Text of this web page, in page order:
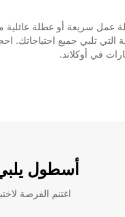
التي تلبي جميع احتياجاتك.
في أوكلاند.
أسطول
"اغتنم الفرصة